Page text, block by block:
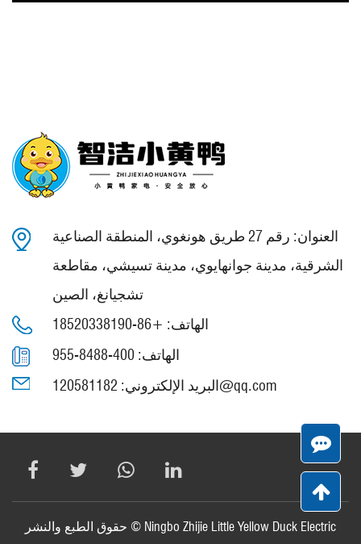
العنوان: رقم 27 طريق هونغوي، المنطقة الصناعية
الشرقية، مدينة جوانهايوي، مدينة تسيشي، مقاطعة
تشجيانغ، الصين
الهاتف: +86-18520338190
الهاتف: 400-8488-955
البريد الإلكتروني:120581182@qq.com
حقوق الطبع والنشر © Ningbo Zhijie Little Yellow Duck Electric